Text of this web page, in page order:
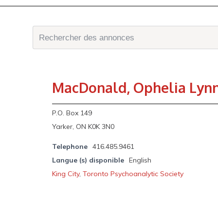
MacDonald, Ophelia
P.O. Box 149
Yarker, ON K0K 3N0
Telephone 416.485.9461
Langue (s) disponible English
King City,Toronto Psychoanalytic Society